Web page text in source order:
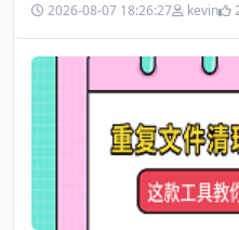
2026-08-07 18:26:27 kevin